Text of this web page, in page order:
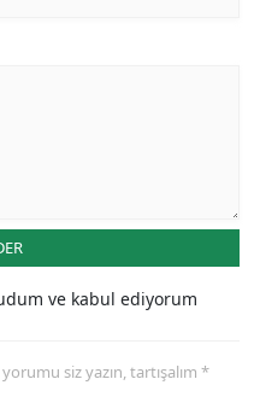
ve kabul ediyorum
siz yazın, tartışalım *